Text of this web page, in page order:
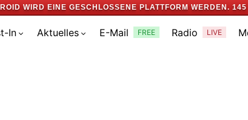
WIRD EINE GESCHLOSSENE PLATTFORM WERDEN. 145
In Aktuelles E-Mail FREE Radio LIVE